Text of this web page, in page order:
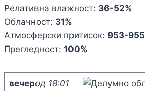
Релативна влажност: 36-52%
Облачност: 31%
Атмосферски притисок: 953-955
Прегледност: 100%
вечерод 18:01